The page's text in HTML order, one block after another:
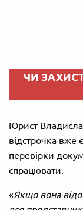
ЧИ
Юрист
відстрочка вже
перевірки
спрацювати.
«Якщо вона